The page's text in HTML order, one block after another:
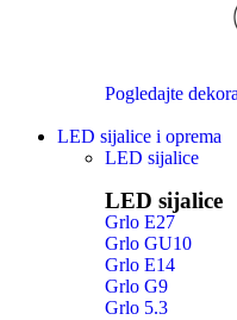
Pogledajte
LED sijalice i oprema
LED sijalice
LED sijalice
Grlo E27
Grlo GU10
Grlo E14
Grlo G9
Grlo 5.3